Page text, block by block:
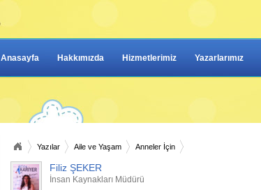
Anasayfa Hakkımızda Hizmetlerimiz Yazarlarımız
Yazılar Aile ve Yaşam Anneler İçin
Filiz ŞEKER
İnsan Kaynakları Müdürü